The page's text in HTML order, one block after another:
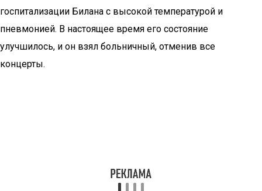
госпитализации Билана с высокой температурой и
пневмонией. В настоящее время его состояние
улучшилось, и он взял больничный, отменив все
концерты.